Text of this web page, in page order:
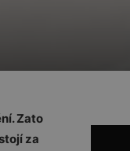
Zato
za